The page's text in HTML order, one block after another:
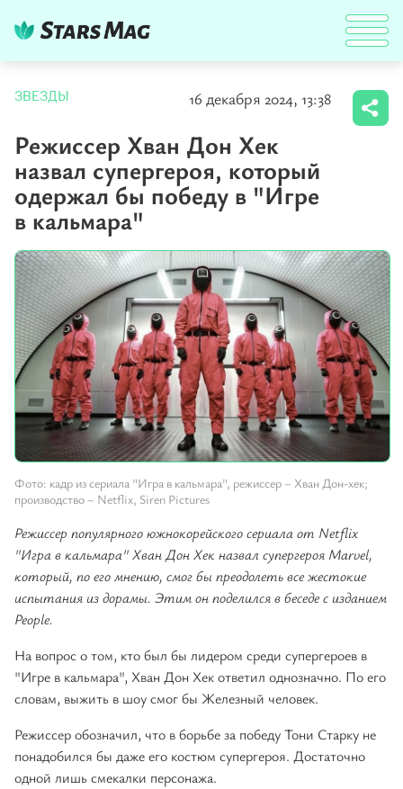
ЗВЕЗДЫ 16 декабря 2024, 13:38
Режиссер Хван Дон Хек
назвал супергероя, который
одержал бы победу в "Игре
в кальмара"
Фото: кадр из сериала "Игра в кальмара", режиссер – Хван Дон-хек;
производство – Netflix, Siren Pictures
Режиссер популярного южнокорейского сериала от Netflix
"Игра в кальмара" Хван Дон Хек назвал супергероя Marvel,
который, по его мнению, смог бы преодолеть все жестокие
испытания из дорамы. Этим он поделился в беседе с изданием
People.
На вопрос о том, кто был бы лидером среди супергероев в
"Игре в кальмара", Хван Дон Хек ответил однозначно. По его
словам, выжить в шоу смог бы Железный человек.
Режиссер обозначил, что в борьбе за победу Тони Старку не
понадобился бы даже его костюм супергероя. Достаточно
одной лишь смекалки персонажа.